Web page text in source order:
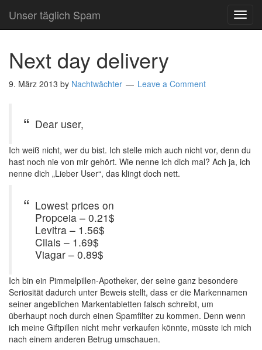
Unser täglich Spam
Next day delivery
9. März 2013 by Nachtwächter Leave a Comment
Dear user,
Ich weiß nicht, wer du bist. Ich stelle mich auch nicht vor, denn du
hast noch nie von mir gehört. Wie nenne ich dich mal? Ach ja, ich
nenne dich „Lieber User“, das klingt doch nett.
Lowest prices on
Propceia – 0.21$
Levitra – 1.56$
Cilais – 1.69$
Viagar – 0.89$
Ich bin ein Pimmelpillen-Apotheker, der seine ganz besondere
Seriosität dadurch unter Beweis stellt, dass er die Markennamen
seiner angeblichen Markentabletten falsch schreibt, um
überhaupt noch durch einen Spamfilter zu kommen. Denn wenn
ich meine Giftpillen nicht mehr verkaufen könnte, müsste ich mich
nach einem anderen Betrug umschauen.